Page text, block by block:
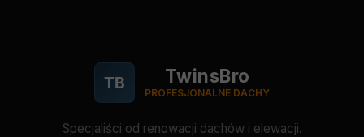
TB TwinsBro
PROFESJONALNE DACHY
Specjaliści od renowacji dachów i elewacji.